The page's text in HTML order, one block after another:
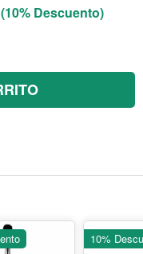
Descuento)
10%